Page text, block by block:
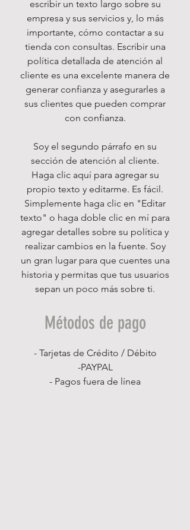
escribir un texto largo sobre su
empresa y sus servicios y, lo más
importante, cómo contactar a su
tienda con consultas. Escribir una
política detallada de atención al
cliente es una excelente manera de
generar confianza y asegurarles a
sus clientes que pueden comprar
con confianza.
Soy el segundo párrafo en su
sección de atención al cliente.
Haga clic aquí para agregar su
propio texto y editarme. Es fácil.
Simplemente haga clic en "Editar
texto" o haga doble clic en mí para
agregar detalles sobre su política y
realizar cambios en la fuente. Soy
un gran lugar para que cuentes una
historia y permitas que tus usuarios
sepan un poco más sobre ti.
Métodos de pago
- Tarjetas de Crédito / Débito
-PAYPAL
- Pagos fuera de línea